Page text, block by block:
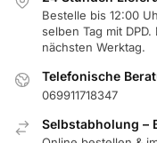
Bestelle bis 12:00
selben Tag mit
nächsten Werktag.
Telefonische
069911718347
Selbstabholung –